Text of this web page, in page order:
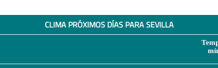
CLIMA PRÓXIMOS DÍAS PARA SEVILLA